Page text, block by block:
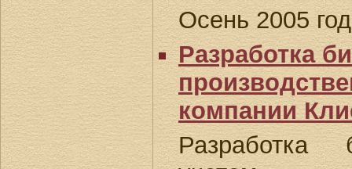
Осень 2005
Разработка
компании
Разработка